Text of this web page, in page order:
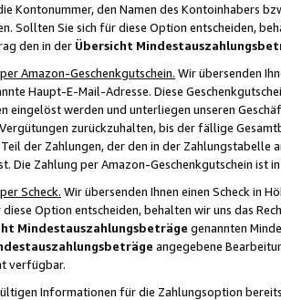
Kontonummer, den Namen des Kontoinhabers
Sollten Sie sich für diese Option entscheiden,
den in der Übersicht
Amazon-Geschenkgutschein. Wir übersenden
Haupt-E-Mail-Adresse. Diese
eingelöst werden und unterliegen unseren
zurückzuhalten, bis der fällige
Teil der Zahlungen, der den in der
Die Zahlung per Amazon-Geschenkgutschein ist
Scheck. Wir übersenden Ihnen einen Scheck in
Option entscheiden, behalten wir uns das
Mindestauszahlungsbeträge genannten
angegebene
verfügbar.
Informationen für die Zahlungsoption